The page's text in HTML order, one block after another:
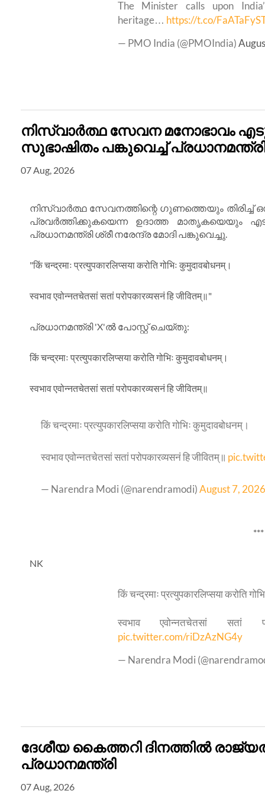
The Minister calls upon
heritage… https://t.co/
— PMO India (@PMOIndia)
നിസ്വാർത്ഥ സേവന മനോഭാവം
സുഭാഷിതം പങ്കുവെച്ച് പ്രധാനമന്ത്രി
07 Aug, 2026
നിസ്വാർത്ഥ സേവനത്തിന്റെ ഗുണത്തെയും തിരിച്ച്
പ്രവർത്തിക്കുകയെന്ന ഉദാത്ത
പ്രധാനമന്ത്രി ശ്രീ നരേന്ദ്ര മോദി പങ്കുവെച്ചു.
"किं चन्द्रमाः प्रत्युपकारलिप्सया करोति गोभिः कुमुदावबोधनम्।
स्वभाव एवोन्नतचेतसां सतां परोपकारव्यसनं हि जीवितम्॥"
പ്രധാനമന്ത്രി 'X'ൽ പോസ്റ്റ് ചെയ്തു:
किं चन्द्रमाः प्रत्युपकारलिप्सया करोति गोभिः कुमुदावबोधनम्।
स्वभाव एवोन्नतचेतसां सतां परोपकारव्यसनं हि जीवितम्॥
किं चन्द्रमाः प्रत्युपकारलिप्सया करोति गोभिः कुमुदावबोधनम्।
स्वभाव एवोन्नतचेतसां सतां परोपकारव्यसनं हि जीवितम्॥
— Narendra Modi (@narendramodi)August 7, 2026
***
NK
किं चन्द्रमाः प्रत्युपकारलिप्सया करोति
स्वभाव एवोन्नतचेतसां सतां
pic.twitter.com/riDzAzNG4y
— Narendra Modi
ദേശീയ കൈത്തറി ദിനത്തിൽ
പ്രധാനമന്ത്രി
07 Aug, 2026